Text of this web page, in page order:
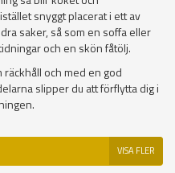
snyggt placerat i ett av
saker, så som en soffa eller
och en skön fåtölj.
och med en god
slipper du att förflytta dig i
VISA FLER